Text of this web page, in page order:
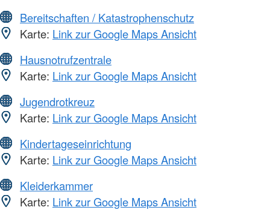
Bereitschaften / Katastrophenschutz
Karte: Link zur Google Maps Ansicht
Hausnotrufzentrale
Karte: Link zur Google Maps Ansicht
Jugendrotkreuz
Karte: Link zur Google Maps Ansicht
Kindertageseinrichtung
Karte: Link zur Google Maps Ansicht
Kleiderkammer
Karte: Link zur Google Maps Ansicht